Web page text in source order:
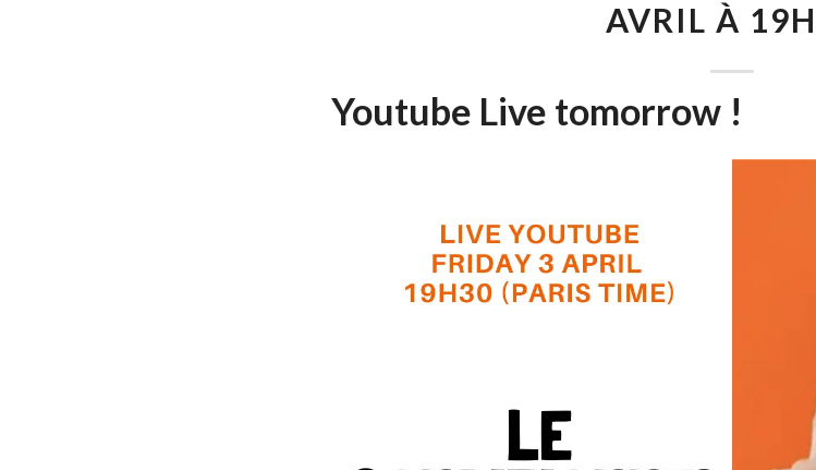
AVRIL À
Youtube Live tomorrow !